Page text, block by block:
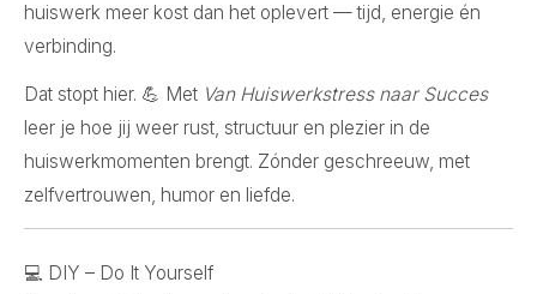
huiswerk meer kost dan het oplevert — tijd, energie én
verbinding.
Dat stopt hier. 💪 Met Van Huiswerkstress naar Succes
leer je hoe jij weer rust, structuur en plezier in de
huiswerkmomenten brengt. Zónder geschreeuw, met
zelfvertrouwen, humor en liefde.
💻 DIY – Do It Yourself